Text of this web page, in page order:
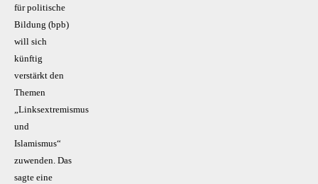
für politische
Bildung (bpb)
will sich
künftig
verstärkt den
Themen
„Linksextremismus
und
Islamismus“
zuwenden. Das
sagte eine